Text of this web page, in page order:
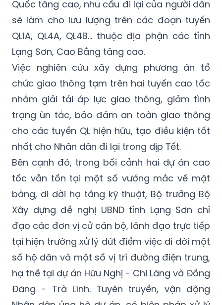
nay đến Tết Nguyên đán 2026, nhu cầu vận
chuyển hàng hóa giữa Việt Nam và Trung
Quốc tăng cao, nhu cầu đi lại của người dân
sẽ làm cho lưu lượng trên các đoạn tuyến
QL1A, QL4A, QL4B… thuộc địa phận các tỉnh
Lạng Sơn, Cao Bằng tăng cao.
Việc nghiên cứu xây dựng phương án tổ
chức giao thông tạm trên hai tuyến cao tốc
nhằm giải tải áp lực giao thông, giảm tình
trạng ùn tắc, bảo đảm an toàn giao thông
cho các tuyến QL hiện hữu, tạo điều kiện tốt
nhất cho Nhân dân đi lại trong dịp Tết.
Bên cạnh đó, trong bối cảnh hai dự án cao
tốc vẫn tồn tại một số vướng mắc về mặt
bằng, di dời hạ tầng kỹ thuật, Bộ trưởng Bộ
Xây dựng đề nghị UBND tỉnh Lạng Sơn chỉ
đạo các đơn vị cử cán bộ, lãnh đạo trực tiếp
tại hiện trường xử lý dứt điểm việc di dời một
số hộ dân và một số vị trí đường điện trung,